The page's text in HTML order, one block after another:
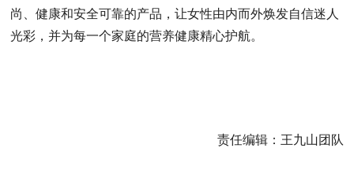
尚、健康和安全可靠的产品，让女性由内而外焕发自信迷人
光彩，并为每一个家庭的营养健康精心护航。
责任编辑：王九山团队